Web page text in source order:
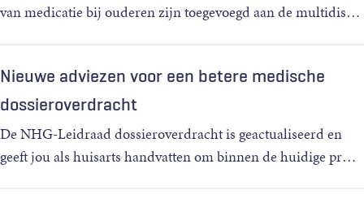
van medicatie bij ouderen zijn toegevoegd aan de multidis…
Nieuwe adviezen voor een betere medische
dossieroverdracht
De NHG-Leidraad dossieroverdracht is geactualiseerd en
geeft jou als huisarts handvatten om binnen de huidige pr…